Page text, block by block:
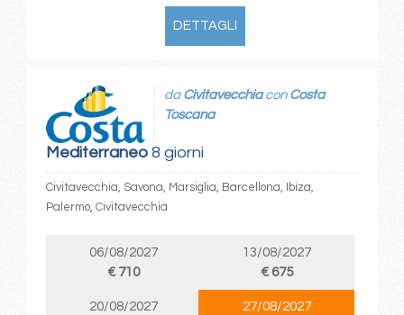
DETTAGLI
Mediterraneo8 giorni
da Civitavecchiacon Costa
Toscana
Civitavecchia, Savona, Marsiglia, Barcellona, Ibiza,
Palermo, Civitavecchia
06/08/2027
€ 710
13/08/2027
€ 675
20/08/2027
27/08/2027